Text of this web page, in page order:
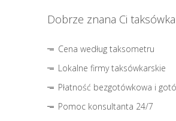
Dobrze znana Ci taksówka
Cena według taksometru
Lokalne firmy taksówkarskie
Płatność bezgotówkowa i
Pomoc konsultanta 24/7